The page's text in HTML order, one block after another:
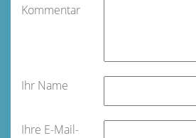
Kommentar
Ihr Name
Ihre E-Mail-